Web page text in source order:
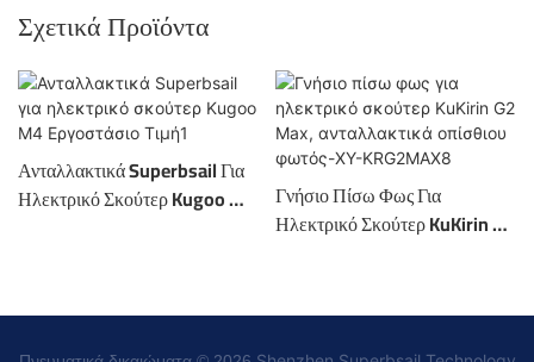
Σχετικά Προϊόντα
Ανταλλακτικά Superbsail Για
Ηλεκτρικό Σκούτερ Kugoo M4
Γνήσιο Πίσω Φως Για
Ηλεκτρικό Σκούτερ KuKirin G2